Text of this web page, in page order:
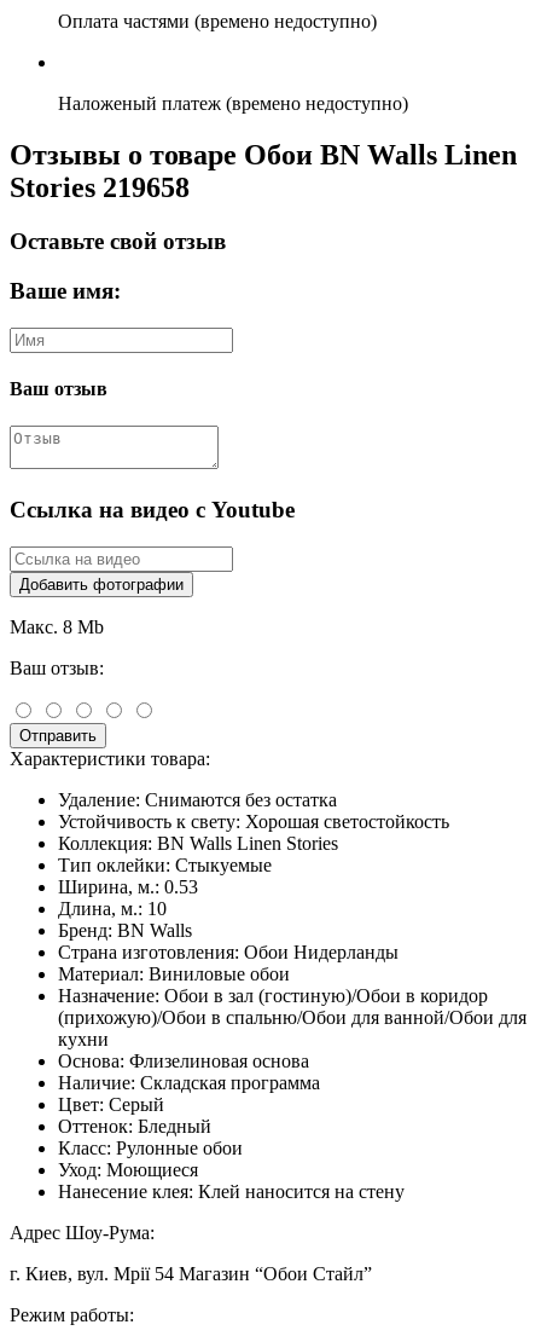
Оплата частями (времено недоступно)
Наложеный платеж (времено недоступно)
Отзывы о товаре Обои BN Walls Linen
Stories 219658
Оставьте свой отзыв
Ваше имя:
Ваш отзыв
Ссылка на видео с Youtube
Добавить фотографии
Макс. 8 Mb
Ваш отзыв:
Отправить
Характеристики товара:
Удаление: Снимаются без остатка
Устойчивость к свету: Хорошая светостойкость
Коллекция: BN Walls Linen Stories
Тип оклейки: Стыкуемые
Ширина, м.: 0.53
Длина, м.: 10
Бренд: BN Walls
Страна изготовления: Обои Нидерланды
Материал: Виниловые обои
Назначение: Обои в зал (гостиную)/Обои в коридор
(прихожую)/Обои в спальню/Обои для ванной/Обои для
кухни
Основа: Флизелиновая основа
Наличие: Складская программа
Цвет: Серый
Оттенок: Бледный
Класс: Рулонные обои
Уход: Моющиеся
Нанесение клея: Клей наносится на стену
Адрес Шоу-Рума:
г. Киев, вул. Мрії 54 Магазин “Обои Стайл”
Режим работы: